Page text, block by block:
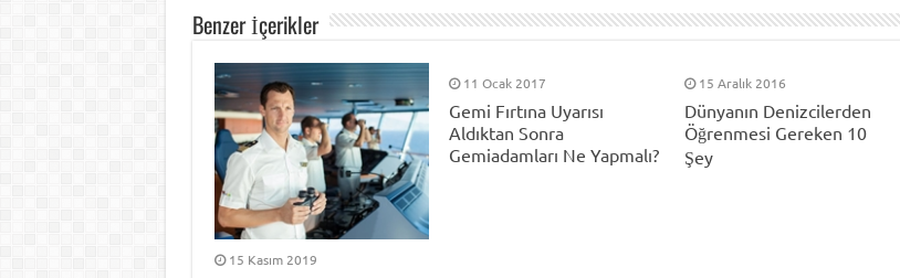
Benzer İçerikler
15 Kasım 2019
11 Ocak 2017
Gemi Fırtına Uyarısı
Aldıktan Sonra
Gemiadamları Ne Yapmalı?
15 Aralık 2016
Dünyanın Denizcilerden
Öğrenmesi Gereken 10
Şey